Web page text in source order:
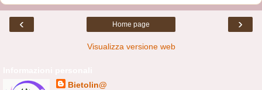
‹ ›
Home page
Visualizza versione web
Bietolin@